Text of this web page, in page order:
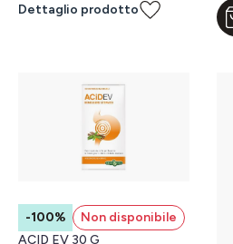
Dettaglio prodotto
-100%
Non disponibile
ACID EV 30 G